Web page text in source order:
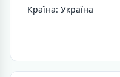
Країна: Україна